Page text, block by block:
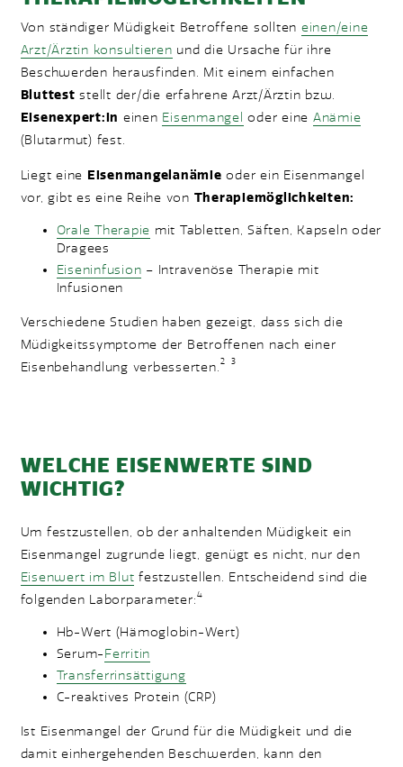
Von ständiger Müdigkeit Betroffene sollten einen/eine
Arzt/Ärztin konsultieren und die Ursache für ihre
Beschwerden herausfinden. Mit einem einfachen
Bluttest stellt der/die erfahrene Arzt/Ärztin bzw.
Eisenexpert:in einen Eisenmangel oder eine Anämie
(Blutarmut) fest.
Liegt eine Eisenmangelanämie oder ein Eisenmangel
vor, gibt es eine Reihe von Therapiemöglichkeiten:
Orale Therapie mit Tabletten, Säften, Kapseln oder
Dragees
Eiseninfusion – Intravenöse Therapie mit
Infusionen
Verschiedene Studien haben gezeigt, dass sich die
Müdigkeitssymptome der Betroffenen nach einer
Eisenbehandlung verbesserten.2 3
WELCHE EISENWERTE SIND
WICHTIG?
Um festzustellen, ob der anhaltenden Müdigkeit ein
Eisenmangel zugrunde liegt, genügt es nicht, nur den
Eisenwert im Blut festzustellen. Entscheidend sind die
folgenden Laborparameter:4
Hb-Wert (Hämoglobin-Wert)
Serum-Ferritin
Transferrinsättigung
C-reaktives Protein (CRP)
Ist Eisenmangel der Grund für die Müdigkeit und die
damit einhergehenden Beschwerden, kann den